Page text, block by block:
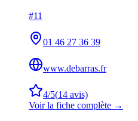
#11
01 46 27 36 39
www.debarras.fr
4/5(14 avis)
Voir la fiche complète →